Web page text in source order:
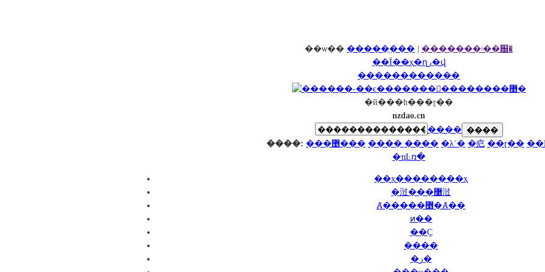
��ѡ�� �����ֻ���
�������ʵ��԰�
��Ϊ��ҳ
�ղر�վ
������������
�й���һ���ɽ��
nzdao.cn
���� ����
����:
���޵��� ����̲ ���� �λʾ� �㽶 ��ɽ��
�ҵĿռ�
��ҳ��������ҳ
�㳡
���޹㳡
Ⱥ��
���޵�Ⱥ��
ͷ��
��Ҫ
����
�ز�